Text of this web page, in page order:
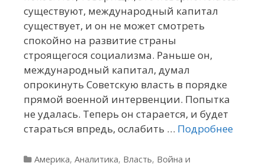
существуют, международный капитал
существует, и он не может смотреть
спокойно на развитие страны
строящегося социализма. Раньше он,
международный капитал, думал
опрокинуть Советскую власть в порядке
прямой военной интервенции. Попытка
не удалась. Теперь он старается, и будет
стараться впредь, ослабить … Подробнее
Рубрики
Америка, Аналитика, Власть, Война и